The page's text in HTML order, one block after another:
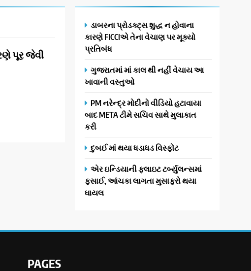
પૂર જેવી
ડાબરના પ્રોડક્ટ્સ શુદ્ધ ન હોવાના
કારણે FICCIએ તેના વેચાણ પર મૂક્યો
પ્રતિબંધ
ગુજરાતમાં માં કાલ થી નહીં વેચાય આ
ખાવાની વસ્તુઓ
PM નરેન્દ્ર મોદીનો વીડિયો હટાવાયા
બાદ META ટીમે સચિવ સાથે મુલાકાત
કરી
દુબઈ માં થયા ધડાધડ વિસ્ફોટ
એર ઇન્ડિયાની ફ્લાઇટ ટર્બ્યુલન્સમાં
ફસાઈ, આંચકા લાગતા મુસાફરો થયા
ઘાયલ
PAGES